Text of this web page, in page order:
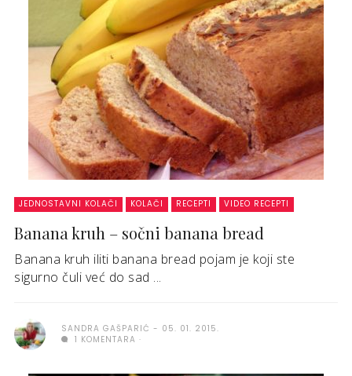
JEDNOSTAVNI KOLAČI KOLAČI RECEPTI VIDEO RECEPTI
Banana kruh – sočni banana bread
Banana kruh iliti banana bread pojam je koji ste
sigurno čuli već do sad ...
SANDRA GAŠPARIĆ
05. 01. 2015.
1 KOMENTARA